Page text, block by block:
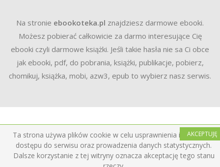
Ta strona używa plików cookie w celu usprawnienia i ułatwienia
dostępu do serwisu oraz prowadzenia danych statystycznych.
Dalsze korzystanie z tej witryny oznacza akceptację tego stanu
AKCEPTUJĘ
Na stronie ebookoteka.pl znajdziesz darmowe ebooki.
Możesz pobierać całkowicie za darmo interesujące Cię
ebooki czyli darmowe książki. Jeśli takie hasła nie sa Ci obce
jak ebooki, pdf, do pobrania, książki, publikacje, pobierz,
chomikuj, książka, mobi, azw3, epub to wybierz nasz serwis.